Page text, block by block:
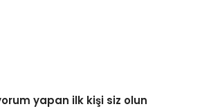
yapan ilk kişi siz olun